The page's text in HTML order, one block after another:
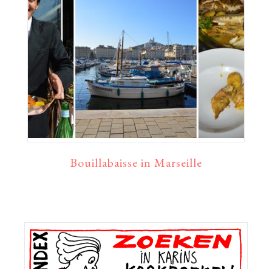
Bouillabaisse in Marseille
Primaire
Sidebar